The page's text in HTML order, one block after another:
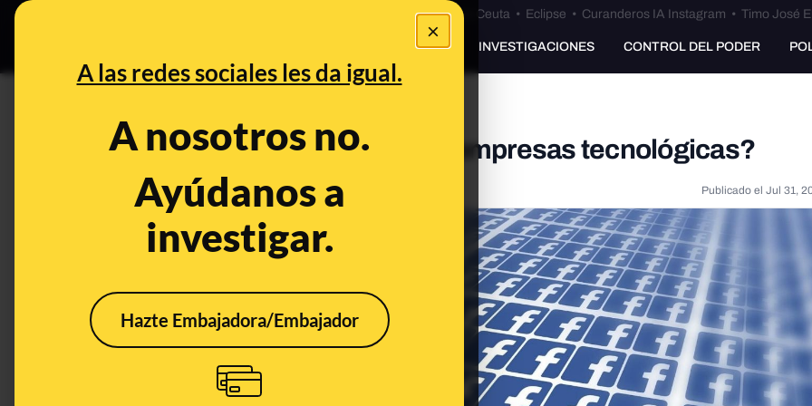
×
A las redes sociales les da igual.
A nosotros no.
Ayúdanos a
investigar.
Hazte Embajadora/Embajador
Especial Ceuta•Bulos Ceuta • Eclipse • Curanderos IA Instagram • Timo José
PREBUNKING INVESTIGACIONES CONTROL DEL PODER
¿Qué es la autorregulación de las empresas tecnológicas?
Publicado el Jul 31,